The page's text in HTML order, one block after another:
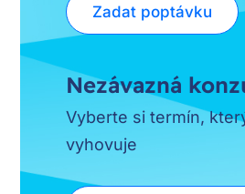
Zadat poptávku
Nezávazná
Vyberte si termín,
vyhovuje